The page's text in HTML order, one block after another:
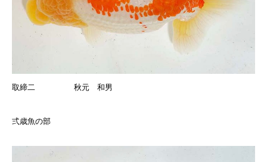
取締二 秋元 和男
弍歳魚の部